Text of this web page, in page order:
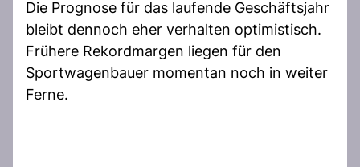
Die Prognose für das laufende Geschäftsjahr
bleibt dennoch eher verhalten optimistisch.
Frühere Rekordmargen liegen für den
Sportwagenbauer momentan noch in weiter
Ferne.